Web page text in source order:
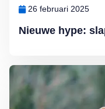
Nieuwe hype:
26 februari 2025
Lees meer over Dokter